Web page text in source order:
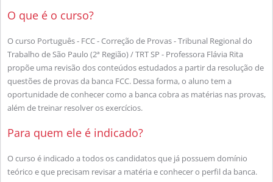
O que é o curso?
O curso Português - FCC - Correção de Provas - Tribunal Regional do
Trabalho de São Paulo (2ª Região) / TRT SP - Professora Flávia Rita
propõe uma revisão dos conteúdos estudados a partir da resolução de
questões de provas da banca FCC. Dessa forma, o aluno tem a
oportunidade de conhecer como a banca cobra as matérias nas provas,
além de treinar resolver os exercícios.
Para quem ele é indicado?
O curso é indicado a todos os candidatos que já possuem domínio
teórico e que precisam revisar a matéria e conhecer o perfil da banca.